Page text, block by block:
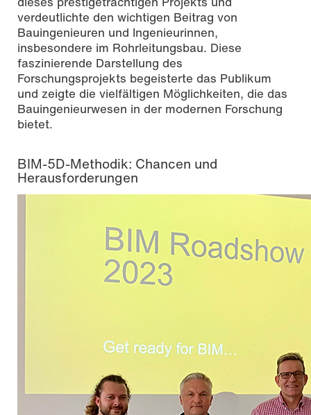
verdeutlichte den wichtigen Beitrag von
Bauingenieuren und Ingenieurinnen,
insbesondere im Rohrleitungsbau. Diese
faszinierende Darstellung des
Forschungsprojekts begeisterte das Publikum
und zeigte die vielfältigen Möglichkeiten, die das
Bauingenieurwesen in der modernen Forschung
bietet.
BIM-5D-Methodik: Chancen und
Herausforderungen